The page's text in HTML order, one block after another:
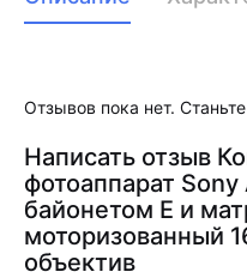
Отзывов пока нет.
Написать отзыв
фотоаппарат
байонетом E и
моторизованный
объектив